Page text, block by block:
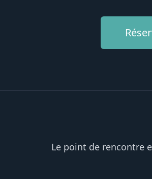
Le point de rencontre